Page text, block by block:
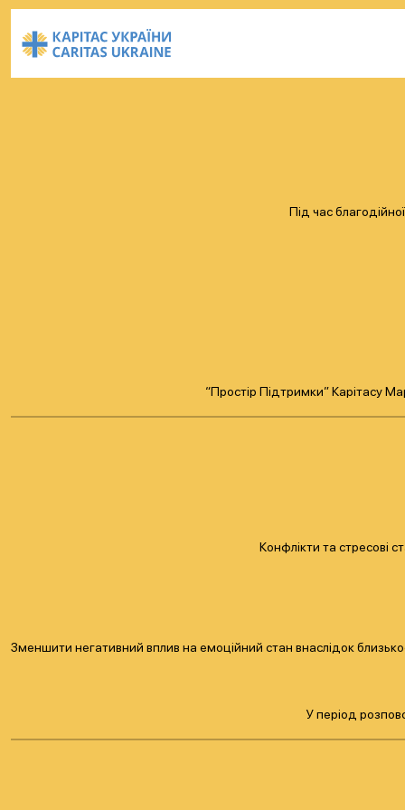
Під час
“Простір Підтримки” Карітасу
Конфлікти та стресові
Зменшити негативний вплив на емоційний стан внаслідок
У період